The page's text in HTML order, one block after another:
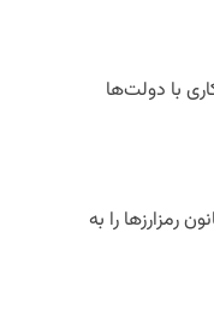
با دولت‌ها
رمزارزها را به